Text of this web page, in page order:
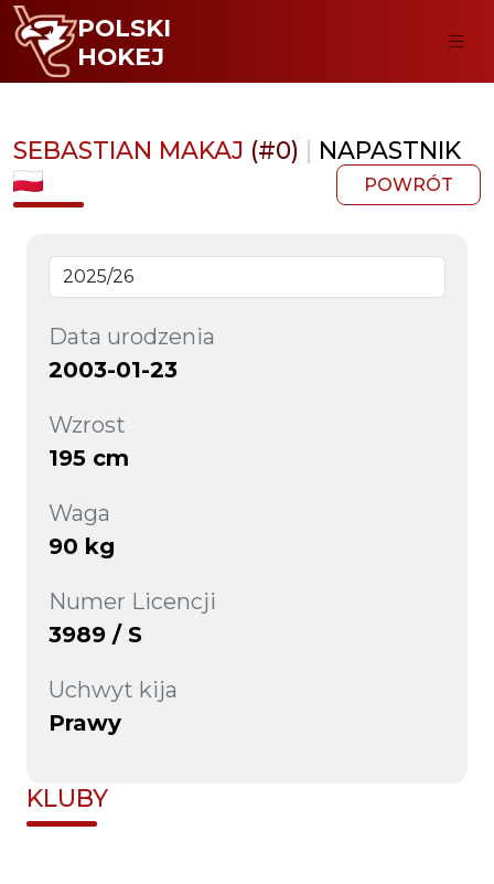
POLSKI
HOKEJ
SEBASTIAN MAKAJ (#0) | NAPASTNIK
POWRÓT
Data urodzenia
2003-01-23
Wzrost
195 cm
Waga
90 kg
Numer Licencji
3989 / S
Uchwyt kija
Prawy
KLUBY